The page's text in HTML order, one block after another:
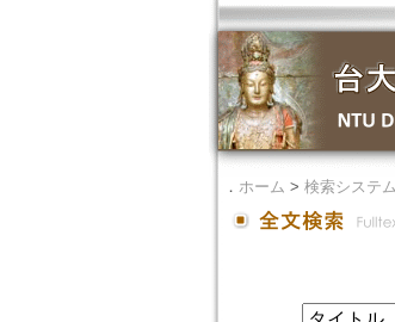
． ホーム > 検索システム